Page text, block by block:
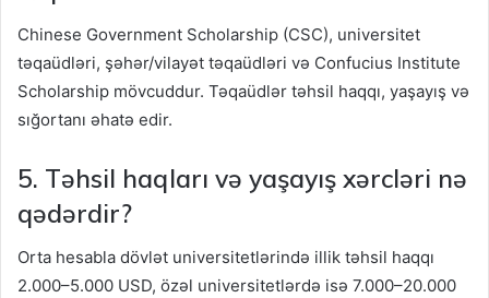
Chinese Government Scholarship (CSC), universitet
təqaüdləri, şəhər/vilayət təqaüdləri və Confucius Institute
Scholarship mövcuddur. Təqaüdlər təhsil haqqı, yaşayış və
sığortanı əhatə edir.
5. Təhsil haqları və yaşayış xərcləri nə
qədərdir?
Orta hesabla dövlət universitetlərində illik təhsil haqqı
2.000–5.000 USD, özəl universitetlərdə isə 7.000–20.000